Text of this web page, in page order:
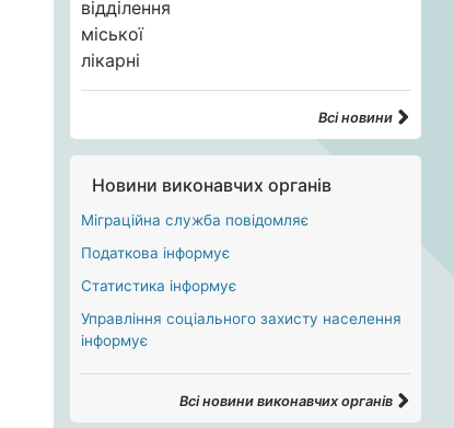
Всі новини
Новини виконавчих органів
Міграційна служба повідомляє
Податкова інформує
Статистика інформує
Управління соціального захисту населення
інформує
Всі новини виконавчих органів